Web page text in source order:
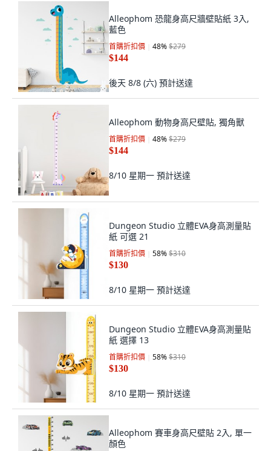
Alleophom 恐龍身高尺牆壁貼紙 3入,
藍色
首購折扣價 48%$279
$144
後天 8/8 (六) 預計送達
Alleophom 動物身高尺壁貼, 獨角獸
首購折扣價 48%$279
$144
8/10 星期一 預計送達
Dungeon Studio 立體EVA身高測量貼
紙 可選 21
首購折扣價 58%$310
$130
8/10 星期一 預計送達
Dungeon Studio 立體EVA身高測量貼
紙 選擇 13
首購折扣價 58%$310
$130
8/10 星期一 預計送達
Alleophom 賽車身高尺壁貼 2入, 單一
顏色